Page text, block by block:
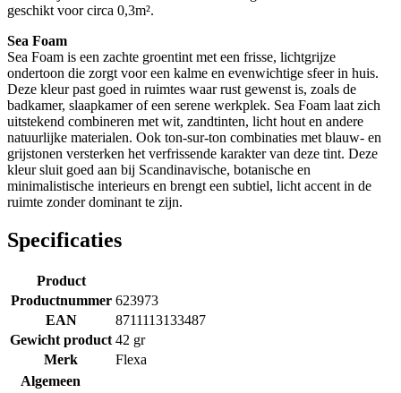
geschikt voor circa 0,3m².
Sea Foam
Sea Foam is een zachte groentint met een frisse, lichtgrijze
ondertoon die zorgt voor een kalme en evenwichtige sfeer in huis.
Deze kleur past goed in ruimtes waar rust gewenst is, zoals de
badkamer, slaapkamer of een serene werkplek. Sea Foam laat zich
uitstekend combineren met wit, zandtinten, licht hout en andere
natuurlijke materialen. Ook ton-sur-ton combinaties met blauw- en
grijstonen versterken het verfrissende karakter van deze tint. Deze
kleur sluit goed aan bij Scandinavische, botanische en
minimalistische interieurs en brengt een subtiel, licht accent in de
ruimte zonder dominant te zijn.
Specificaties
Product
Productnummer 623973
EAN
8711113133487
Gewicht product 42 gr
Merk
Flexa
Algemeen